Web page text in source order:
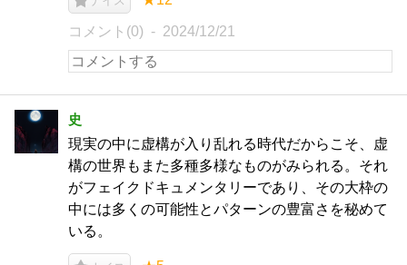
コメント(0) 2024/12/21
史
現実の中に虚構が入り乱れる時代だからこそ、虚
構の世界もまた多種多様なものがみられる。それ
がフェイクドキュメンタリーであり、その大枠の
中には多くの可能性とパターンの豊富さを秘めて
いる。